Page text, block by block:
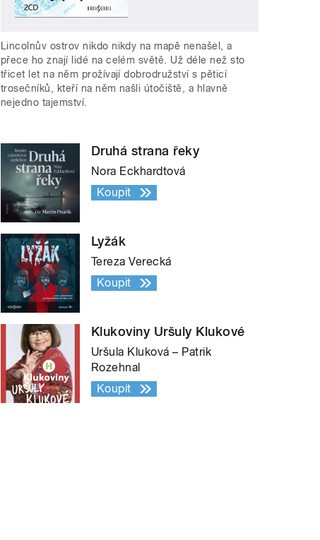
Lincolnův ostrov nikdo nikdy na mapě nenašel, a
přece ho znají lidé na celém světě. Už déle než sto
třicet let na něm prožívají dobrodružství s pěticí
trosečníků, kteří na něm našli útočiště, a hlavně
nejedno tajemství.
Druhá strana řeky
Nora Eckhardtová
Koupit
Lyžák
Tereza Verecká
Koupit
Klukoviny Uršuly Klukové
Uršula Kluková – Patrik
Rozehnal
Koupit